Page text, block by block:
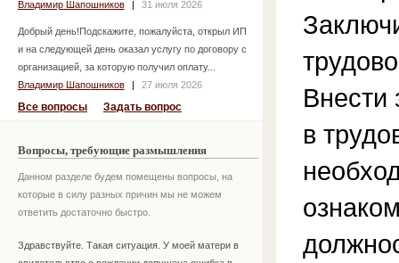
Владимир Шапошников
| 31 июля 2026
Добрый день!Подскажите, пожалуйста, открыл ИП
и на следующей день оказал услугу по договору с
организацией, за которую получил оплату...
Владимир Шапошников
| 27 июля 2026
Все вопросы Задать вопрос
Вопросы, требующие размышления
Данном разделе будем помещены вопросы, на
которые в силу разных причин мы не можем
ответить достаточно быстро.
Здравствуйте. Такая ситуация. У моей матери в
Внести
в